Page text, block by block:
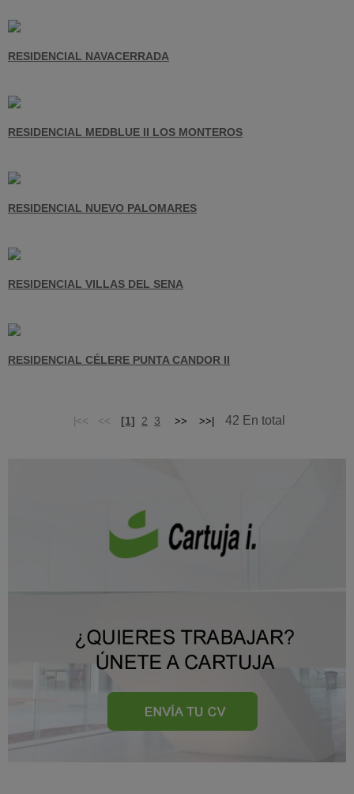
RESIDENCIAL NAVACERRADA
RESIDENCIAL MEDBLUE II LOS MONTEROS
RESIDENCIAL NUEVO PALOMARES
RESIDENCIAL VILLAS DEL SENA
RESIDENCIAL CÉLERE PUNTA CANDOR II
[1] 2 3 42 En total